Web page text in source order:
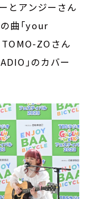
とアンジーさん
曲「your
TOMO-ZOさん
」のカバー